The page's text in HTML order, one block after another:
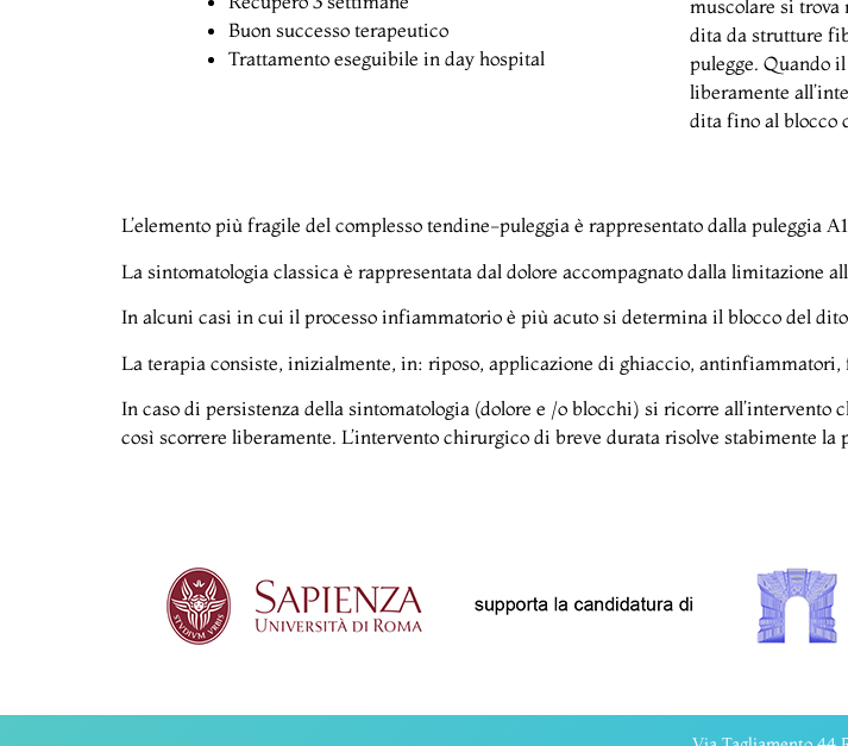
Buon successo terapeutico
Trattamento eseguibile in day hospital
muscolare si trova
dita da strutture
pulegge. Quando
liberamente
dita fino al blocco
L’elemento più fragile del complesso tendine-puleggia è rappresentato dalla puleggia
La sintomatologia classica è rappresentata dal dolore accompagnato dalla limitazione
In alcuni casi in cui il processo infiammatorio è più acuto si determina il blocco del
La terapia consiste, inizialmente, in: riposo, applicazione di ghiaccio, antinfiammatori,
In caso di persistenza della sintomatologia (dolore e /o blocchi) si ricorre
così scorrere liberamente. L’intervento chirurgico di breve durata risolve stabimente